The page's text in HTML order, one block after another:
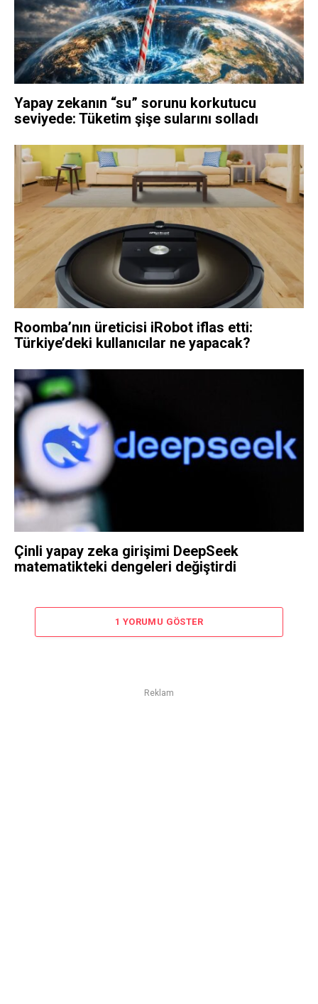
Yapay zekanın “su” sorunu korkutucu
seviyede: Tüketim şişe sularını solladı
Roomba’nın üreticisi iRobot iflas etti:
Türkiye’deki kullanıcılar ne yapacak?
Çinli yapay zeka girişimi DeepSeek
matematikteki dengeleri değiştirdi
1 YORUMU GÖSTER
Reklam